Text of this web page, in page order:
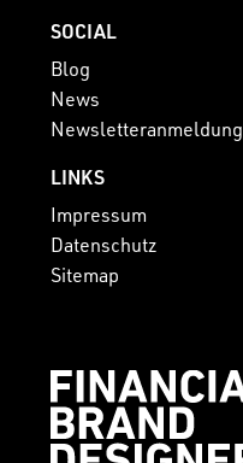
SOCIAL
Blog
News
Newsletteranmeldung
LINKS
Impressum
Datenschutz
Sitemap